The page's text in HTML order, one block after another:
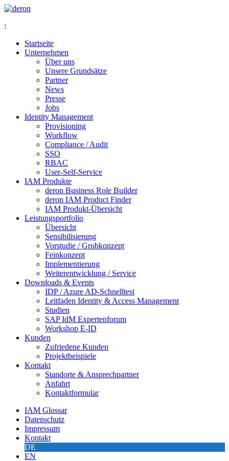
:
Startseite
Unternehmen
Über uns
Unsere Grundsätze
Partner
News
Presse
Jobs
Identity Management
Provisioning
Workflow
Compliance / Audit
SSO
RBAC
User-Self-Service
IAM Produkte
deron Business Role Builder
deron IAM Product Finder
IAM Produkt-Übersicht
Leistungsportfolio
Übersicht
Sensibilisierung
Vorstudie / Grobkonzept
Feinkonzept
Implementierung
Weiterentwicklung / Service
Downloads & Events
IDP / Azure AD-Schnelltest
Leitfaden Identity & Access Management
Studien
SAP IdM Expertenforum
Workshop E-ID
Kunden
Zufriedene Kunden
Projektbeispiele
Kontakt
Standorte & Ansprechpartner
Anfahrt
Kontaktformular
IAM Glossar
Datenschutz
Impressum
Kontakt
DE
EN